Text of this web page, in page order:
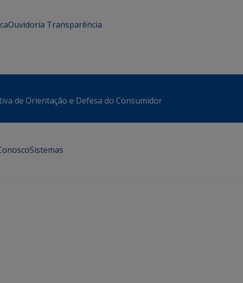
Ouvidoria Transparência
de Orientação e Defesa do Consumidor
Sistemas